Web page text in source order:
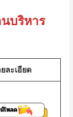
บริหาร
ละเอียด